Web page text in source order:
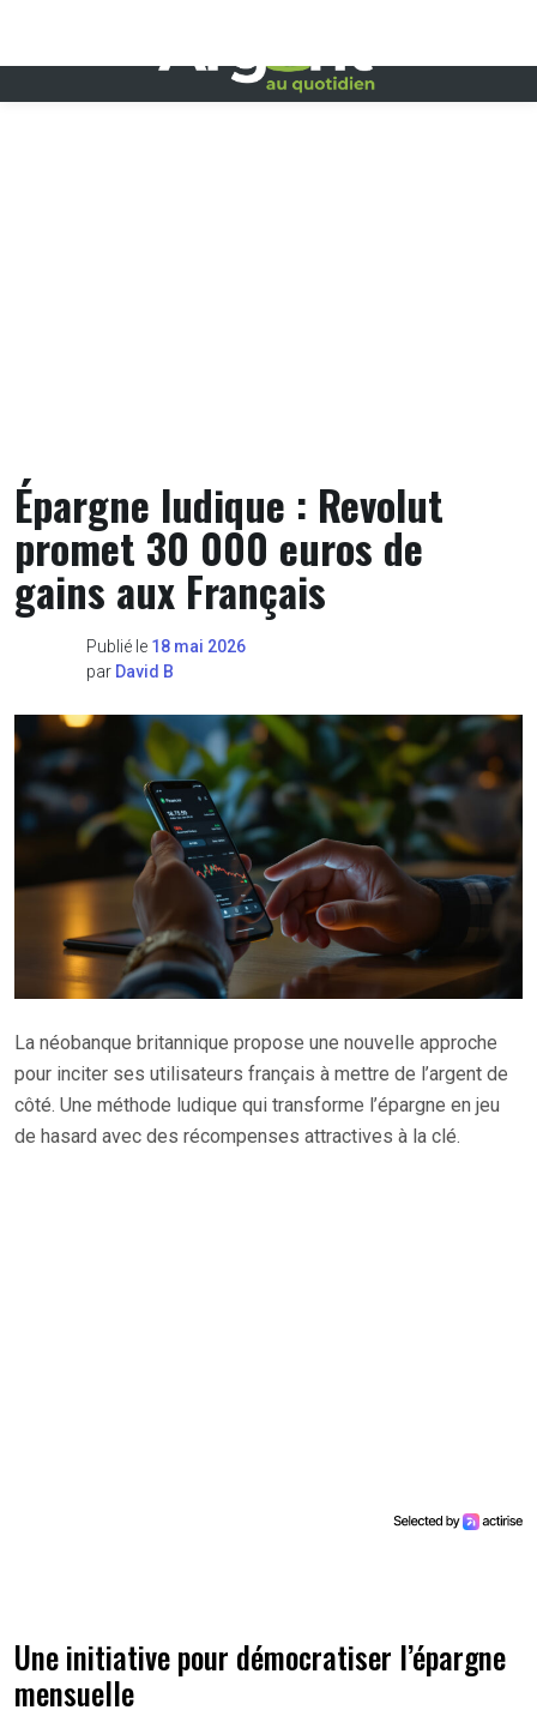
content
Épargne ludique : Revolut
promet 30 000 euros de
gains aux Français
Publié le 18 mai 2026
par David B
La néobanque britannique propose une nouvelle approche
pour inciter ses utilisateurs français à mettre de l’argent de
côté. Une méthode ludique qui transforme l’épargne en jeu
de hasard avec des récompenses attractives à la clé.
Une initiative pour démocratiser l’épargne
mensuelle